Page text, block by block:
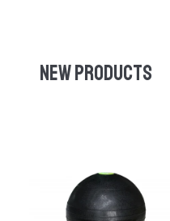
New products